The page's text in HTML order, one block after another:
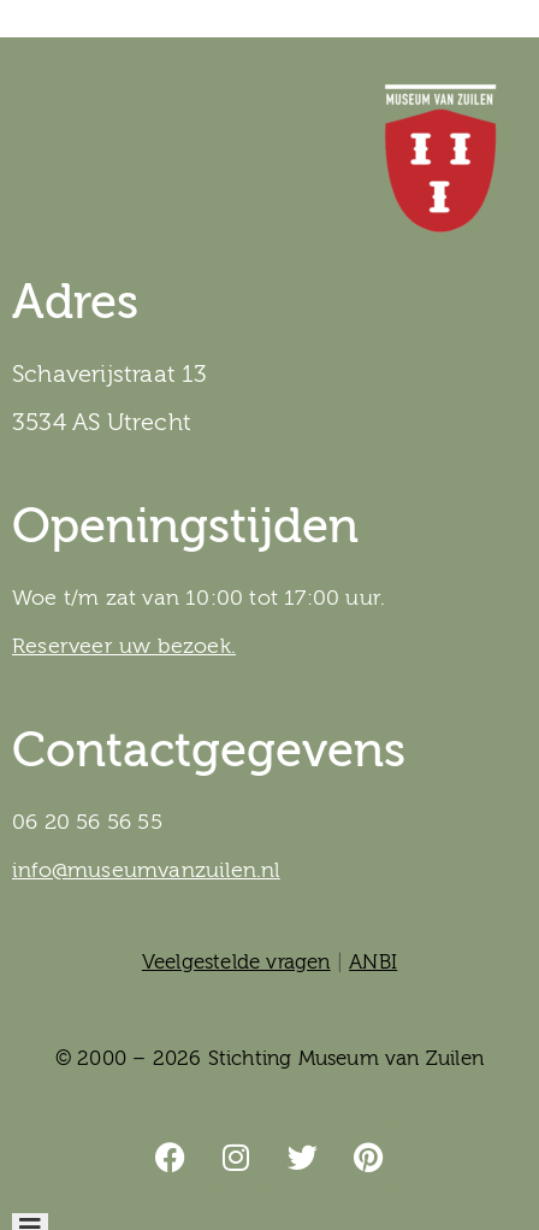
Adres
Schaverijstraat 13
3534 AS Utrecht
Openingstijden
Woe t/m zat van 10:00 tot 17:00 uur.
Reserveer uw bezoek.
Contactgegevens
06 20 56 56 55
info@museumvanzuilen.nl
Veelgestelde vragen |ANBI
© 2000 – 2026 Stichting Museum van Zuilen